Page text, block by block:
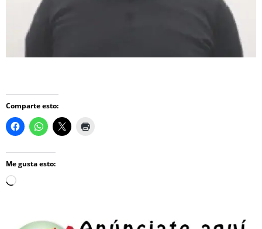
Comparte esto:
Me gusta esto:
Loading…